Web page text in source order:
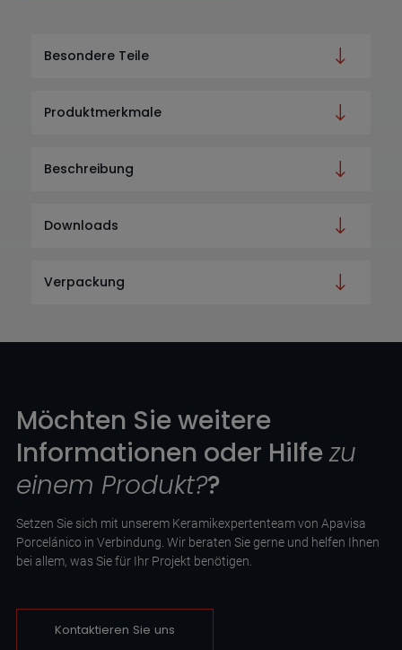
Besondere Teile
Produktmerkmale
Beschreibung
Downloads
Verpackung
Möchten Sie weitere
Informationen oder Hilfezu
einem Produkt??
Setzen Sie sich mit unserem Keramikexpertenteam von Apavisa
Porcelánico in Verbindung. Wir beraten Sie gerne und helfen Ihnen
bei allem, was Sie für Ihr Projekt benötigen.
Kontaktieren Sie uns